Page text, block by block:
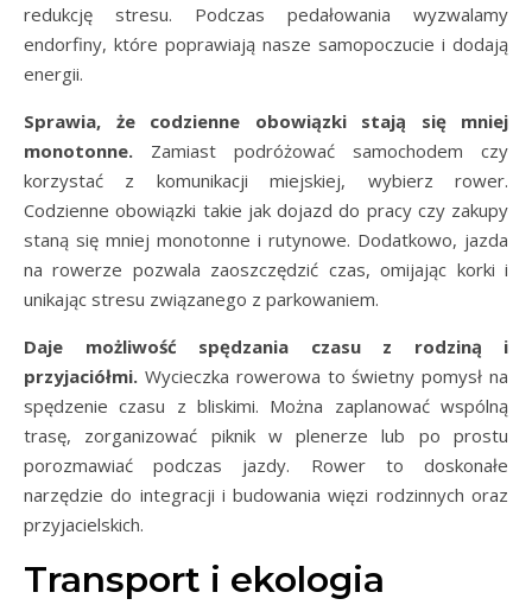
redukcję stresu. Podczas pedałowania wyzwalamy
endorfiny, które poprawiają nasze samopoczucie i dodają
energii.
Sprawia, że codzienne obowiązki stają się mniej
monotonne. Zamiast podróżować samochodem czy
korzystać z komunikacji miejskiej, wybierz rower.
Codzienne obowiązki takie jak dojazd do pracy czy zakupy
staną się mniej monotonne i rutynowe. Dodatkowo, jazda
na rowerze pozwala zaoszczędzić czas, omijając korki i
unikając stresu związanego z parkowaniem.
Daje możliwość spędzania czasu z rodziną i
przyjaciółmi. Wycieczka rowerowa to świetny pomysł na
spędzenie czasu z bliskimi. Można zaplanować wspólną
trasę, zorganizować piknik w plenerze lub po prostu
porozmawiać podczas jazdy. Rower to doskonałe
narzędzie do integracji i budowania więzi rodzinnych oraz
przyjacielskich.
Transport i ekologia